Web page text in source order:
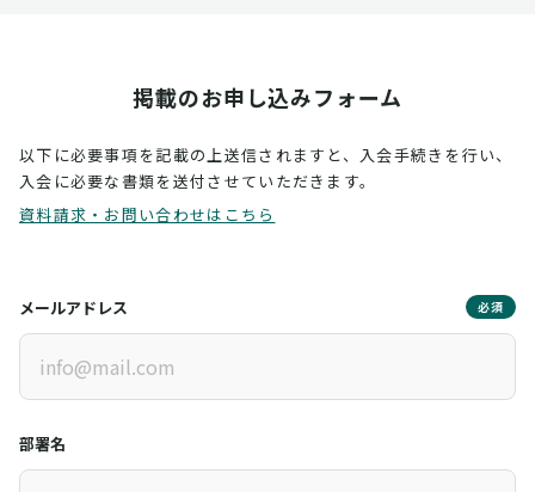
掲載のお申し込みフォーム
以下に必要事項を記載の上送信されますと、入会手続きを行い、
入会に必要な書類を送付させていただきます。
資料請求・お問い合わせはこちら
メールアドレス 必須
部署名